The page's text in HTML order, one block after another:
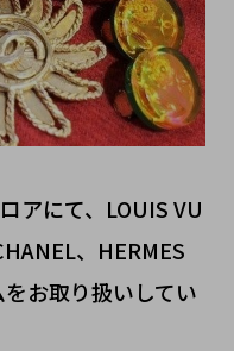
アにて、LOUIS VU
、HERMES
お取り扱いしてい